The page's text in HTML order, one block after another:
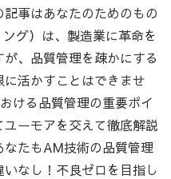
事はあなたのためのもの
グ）は、製造業に革命を
、品質管理を疎かにする
活かすことはできませ
ける品質管理の重要ポイ
ーモアを交えて徹底解説
なたもAM技術の品質管理
なし！不良ゼロを目指し